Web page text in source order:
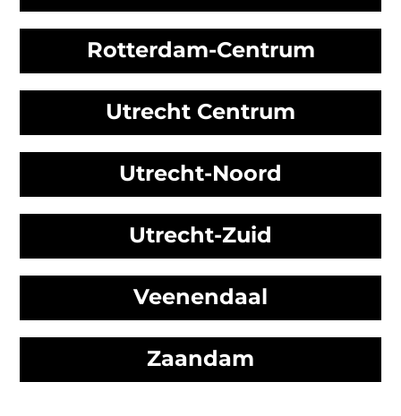
Rotterdam-Centrum
Utrecht Centrum
Utrecht-Noord
Utrecht-Zuid
Veenendaal
Zaandam